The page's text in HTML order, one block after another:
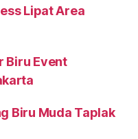
Lipat Area
Biru Event
Biru Muda Taplak